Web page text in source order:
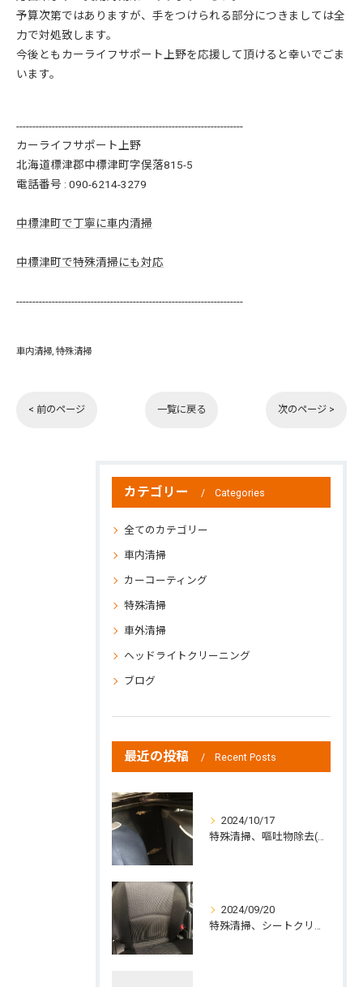
予算次第ではありますが、手をつけられる部分につきましては全
力で対処致します。
今後ともカーライフサポート上野を応援して頂けると幸いでごま
います。
----------------------------------------------------------------------
カーライフサポート上野
北海道標津郡中標津町字俣落815-5
電話番号 : 090-6214-3279
中標津町で丁寧に車内清掃
中標津町で特殊清掃にも対応
----------------------------------------------------------------------
車内清掃 特殊清掃
< 前のページ 一覧に戻る 次のページ >
カテゴリー Categories
全てのカテゴリー
車内清掃
カーコーティング
特殊清掃
車外清掃
ヘッドライトクリーニング
ブログ
最近の投稿 Recent Posts
2024/10/17
2024/09/20